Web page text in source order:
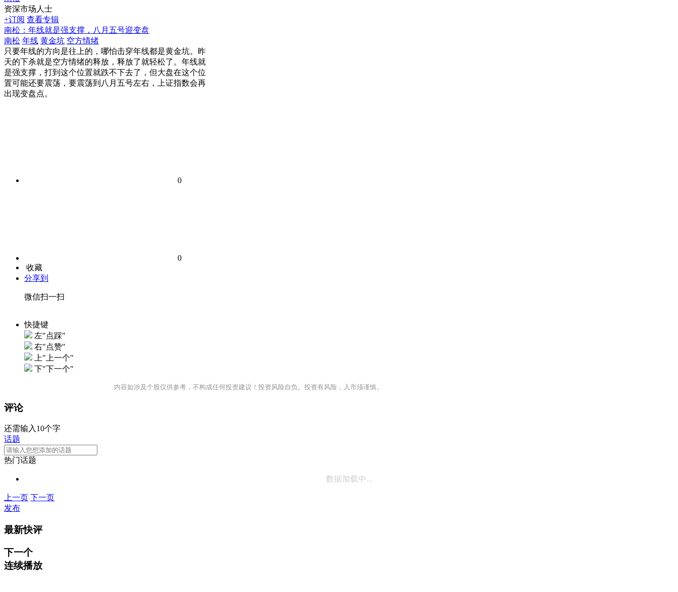
资深市场人士
+订阅 查看专辑
南松：年线就是强支撑，八月五号迎变盘
南松 年线 黄金坑 空方情绪
只要年线的方向是往上的，哪怕击穿年线都是黄金坑。昨
天的下杀就是空方情绪的释放，释放了就轻松了。年线就
是强支撑，打到这个位置就跌不下去了，但大盘在这个位
置可能还要震荡，要震荡到八月五号左右，上证指数会再
出现变盘点。
0
0
收藏
分享到
微信扫一扫
快捷键
左"点踩"
右"点赞"
上"上一个"
下"下一个"
内容如涉及个股仅供参考，不构成任何投资建议！投资风险自负。投资有风险，入市须谨慎。
评论
还需输入10个字
话题
热门话题
数据加载中...
上一页 下一页
发布
最新快评
下一个
连续播放